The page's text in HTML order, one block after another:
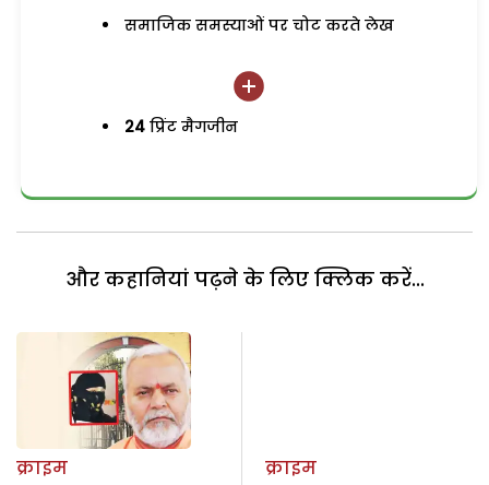
समाजिक समस्याओं पर चोट करते लेख
24 प्रिंट मैगजीन
और कहानियां पढ़ने के लिए क्लिक करें...
क्राइम
क्राइम